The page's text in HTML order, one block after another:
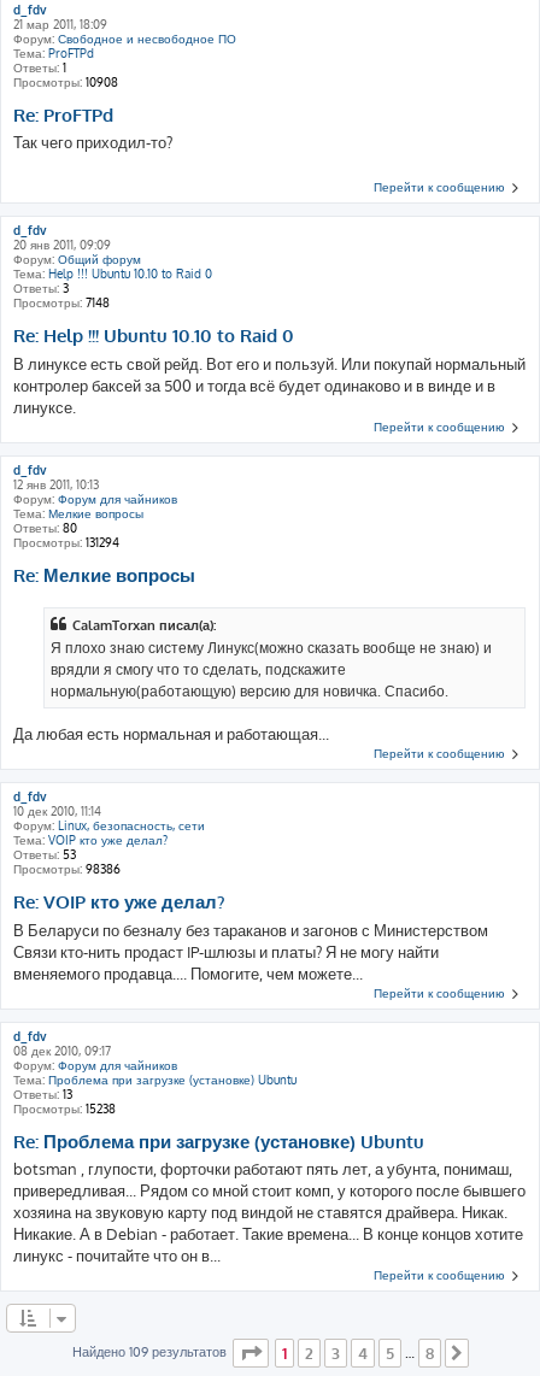
d_fdv
21 мар 2011, 18:09
Форум: Свободное и несвободное ПО
Тема: ProFTPd
Ответы: 1
Просмотры: 10908
Re: ProFTPd
Так чего приходил-то?
Перейти к сообщению
d_fdv
20 янв 2011, 09:09
Форум: Общий форум
Тема: Help !!! Ubuntu 10.10 to Raid 0
Ответы: 3
Просмотры: 7148
Re: Help !!! Ubuntu 10.10 to Raid 0
В линуксе есть свой рейд. Вот его и пользуй. Или покупай нормальный
контролер баксей за 500 и тогда всё будет одинаково и в винде и в
линуксе.
Перейти к сообщению
d_fdv
12 янв 2011, 10:13
Форум: Форум для чайников
Тема: Мелкие вопросы
Ответы: 80
Просмотры: 131294
Re: Мелкие вопросы
CalamTorxan писал(а):
Я плохо знаю систему Линукс(можно сказать вообще не знаю) и
врядли я смогу что то сделать, подскажите
нормальную(работающую) версию для новичка. Спасибо.
Да любая есть нормальная и работающая...
Перейти к сообщению
d_fdv
10 дек 2010, 11:14
Форум: Linux, безопасность, сети
Тема: VOIP кто уже делал?
Ответы: 53
Просмотры: 98386
Re: VOIP кто уже делал?
В Беларуси по безналу без тараканов и загонов с Министерством
Связи кто-нить продаст IP-шлюзы и платы? Я не могу найти
вменяемого продавца.... Помогите, чем можете...
Перейти к сообщению
d_fdv
08 дек 2010, 09:17
Форум: Форум для чайников
Тема: Проблема при загрузке (установке) Ubuntu
Ответы: 13
Просмотры: 15238
Re: Проблема при загрузке (установке) Ubuntu
botsman , глупости, форточки работают пять лет, а убунта, понимаш,
привередливая... Рядом со мной стоит комп, у которого после бывшего
хозяина на звуковую карту под виндой не ставятся драйвера. Никак.
Никакие. А в Debian - работает. Такие времена... В конце концов хотите
линукс - почитайте что он в...
Перейти к сообщению
Найдено 109 результатов Страница из
1 2 3 4 5 … 8